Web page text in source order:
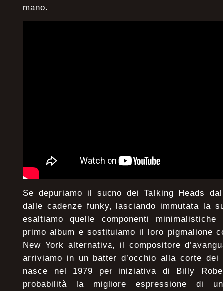
mano.
Se depuriamo il suono dei Talking Heads
dalle cadenze funky, lasciando immutata la
esaltiamo quelle componenti
primo album e sostituiamo il loro pigmalione
New York alternativa, il compositore
arriviamo in un batter d’occhio alla corte
nasce nel 1979 per iniziativa di Billy
probabilità la migliore espressione di